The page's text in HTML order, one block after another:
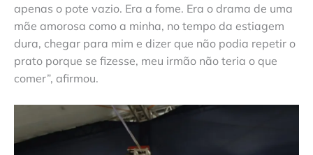
apenas o pote vazio. Era a fome. Era o drama de uma
mãe amorosa como a minha, no tempo da estiagem
dura, chegar para mim e dizer que não podia repetir o
prato porque se fizesse, meu irmão não teria o que
comer”, afirmou.